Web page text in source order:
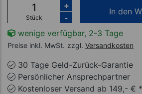
Stück
+
-
In den
wenige verfügbar, 2-3 Tage
Preise inkl. MwSt. zzgl. Versandkosten
30 Tage Geld-Zurück-Garantie
Persönlicher Ansprechpartner
Kostenloser Versand ab 149,- €